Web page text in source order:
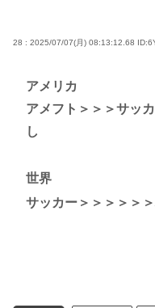
28 : 2025/07/07(月) 08:13:12.68
アメリカ
アメフト＞＞＞サッ
し
世界
サッカー＞＞＞＞＞